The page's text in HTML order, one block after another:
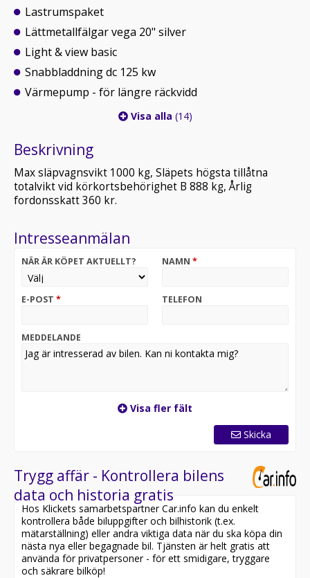
Lastrumspaket
Lättmetallfälgar vega 20" silver
Light & view basic
Snabbladdning dc 125 kw
Värmepump - för längre räckvidd
Visa alla (14)
Beskrivning
Max släpvagnsvikt 1000 kg, Släpets högsta tillåtna
totalvikt vid körkortsbehörighet B 888 kg, Årlig
fordonsskatt 360 kr.
Intresseanmälan
NÄR ÄR KÖPET AKTUELLT? NAMN *
E-POST * TELEFON
MEDDELANDE
Visa fler fält
Skicka
Trygg affär - Kontrollera bilens
data och historia gratis
Hos Klickets samarbetspartner Car.info kan du enkelt
kontrollera både biluppgifter och bilhistorik (t.ex.
mätarställning) eller andra viktiga data när du ska köpa din
nästa nya eller begagnade bil. Tjänsten är helt gratis att
använda för privatpersoner - för ett smidigare, tryggare
och säkrare bilköp!